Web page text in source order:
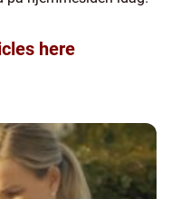
here